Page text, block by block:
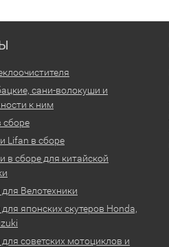
сани-волокуши и
к ним
сборе
Lifan в сборе
в сборе для китайской
Велотехники
японских скутеров Honda,
советских мотоциклов и